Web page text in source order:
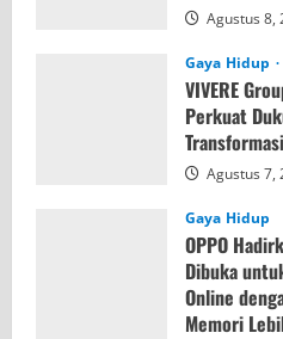
Agustus 8,
Gaya Hidup
VIVERE
Perkuat
Agustus 7,
Gaya Hidup
OPPO
Dibuka
Online
Memori